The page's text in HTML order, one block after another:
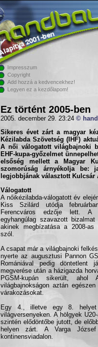
Impresszum
Copyright
Add hozzá a kedvencekhez!
Legyen ez a kezdőlapom!
Ez történt 2005-ben
2005. december 29. 23:24 ©
Sikeres évet zárt a magyar
Kézilabda Szövetség (IHF)
A női válogatott világbajnoki
EHF-kupa-győzelmet
elsőség mellett a Magyar
szomorúság árnyékolja be:
legjobbjának választott Kulcsár
Válogatott
A nőikézilabda-válogatott év
Kiss Szilárd utódja
Ferencváros edzője lett. A
egyhangúlag szavazott
akinek megbízatása a 2008-as
szól.
A csapat már a világbajnoki
nyerte az augusztusi Pannon
Romániával pedig döntetlent
megverése után a házigazda
PGSM-kupán sikerült, ahol
világbajnokságon aztán
várakozásokat.
Egy 4., illetve egy 8. helyet
világversenyeken. A hölgyek
szintén elődöntőbe jutott, de
helyen zárt. A Varga
kontinensviadalon.